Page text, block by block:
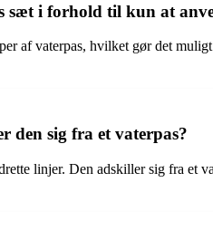
sæt i forhold til kun at
af vaterpas, hvilket gør det
den sig fra et vaterpas?
linjer. Den adskiller sig fra et